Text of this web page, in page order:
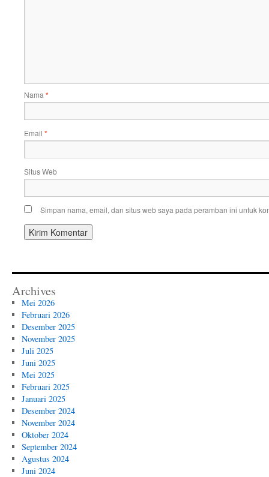
Nama *
Email *
Situs Web
Simpan nama, email, dan situs web saya pada peramban ini untuk
Archives
Mei 2026
Februari 2026
Desember 2025
November 2025
Juli 2025
Juni 2025
Mei 2025
Februari 2025
Januari 2025
Desember 2024
November 2024
Oktober 2024
September 2024
Agustus 2024
Juni 2024